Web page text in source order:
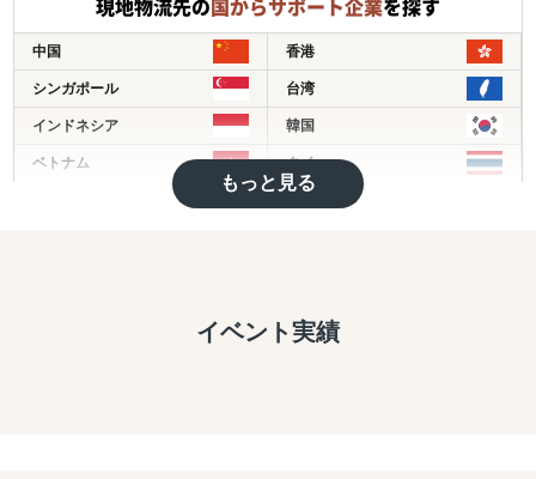
に、私たちが紆余曲折しながら培った海外販売の実践ノウ
ハウを日本企業に。【海外販売を当たり前】に行える日本
を創るお手伝いが出来ましたら幸いです。
弊社は代表を含め、多くの社員は、従業員数700名抱える
日本の大手アパレルの現場に10年いました。バイヤー、店
長、スーパーバイザー、マネジメント、売り場変え、売れ
筋作り、仮説検証、仕組み作りなど、EC販売も、現場での
向けたトータルサポートをいたします。
まずは、お気軽にご相談ください！
現地物流先の国からサポート企業を探す
中国 香港
シンガポール 台湾
インドネシア 韓国
ベトナム タイ
マレーシア
ドイツ
もっと見る
イベント実績